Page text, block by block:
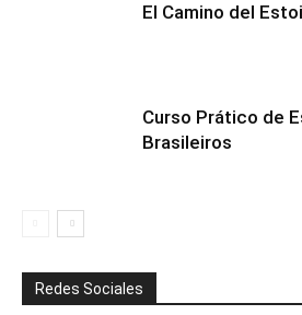
El Camino del
Curso Prático de
Brasileiros
Redes Sociales